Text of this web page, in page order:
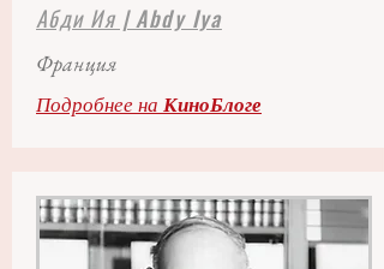
Абди Ия | Abdy Iya
Франция
Подробнее на КиноБлоге